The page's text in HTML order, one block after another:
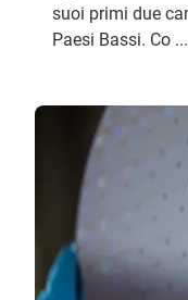
suoi primi due
Paesi Bassi. Co ...